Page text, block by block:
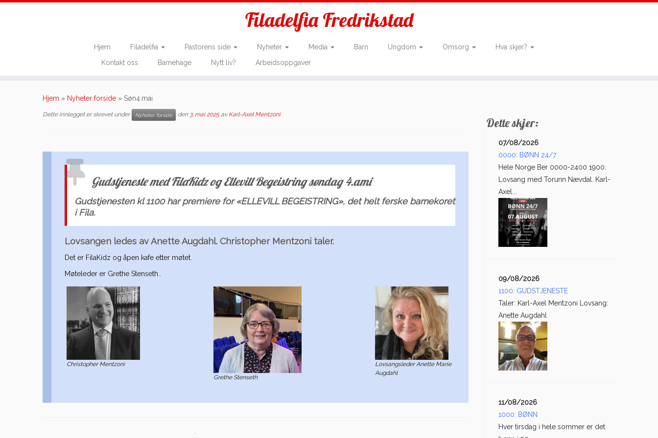
Filadelfia Fredrikstad
Hjem Filadelfia Pastorens side Nyheter Media Barn Ungdom Omsorg
Hva skjer?
Kontakt oss
Barnehage Nytt liv? Arbeidsoppgaver
Hjem » Nyheter forside » Søn4.mai
Dette innlegget er skrevet under Nyheter forside den 3. mai 2025 avKarl-Axel Mentzoni
Gudstjeneste med FilaKidz og Ellevill Begeistring søndag 4.ami
Gudstjenesten kl 1100 har premiere for «ELLEVILL BEGEISTRING», det helt ferske barnekoret
i Fila.
Lovsangen ledes av Anette Augdahl. Christopher Mentzoni taler.
Det er FilaKidz og åpen kafe etter møtet.
Møteleder er Grethe Stenseth..
Lovsangsleder Anette Marie
Augdahl
Christopher Mentzoni
Grethe Stenseth
Dette skjer:
07/08/2026
0000: BØNN 24/7
Hele Norge Ber 0000-2400 1900:
Lovsang med Torunn Nævdal. Karl-
Axel...
09/08/2026
1100: GUDSTJENESTE
Taler: Karl-Axel Mentzoni Lovsang:
Anette Augdahl
11/08/2026
1000: BØNN
Hver tirsdag i hele sommer er det